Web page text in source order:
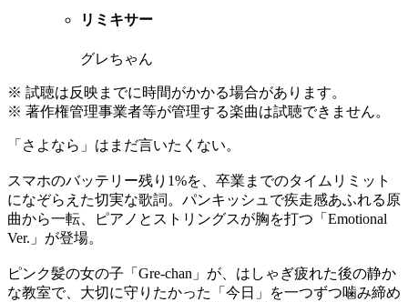
リミキサー
グレちゃん
※ 試聴は反映までに時間がかかる場合があります。
※ 著作権管理事業者等が管理する楽曲は試聴できません。
「さよなら」はまだ言いたくない。
スマホのバッテリー残り1%を、卒業までのタイムリミット
になぞらえた切実な歌詞。パンキッシュで疾走感あふれる原
曲から一転、ピアノとストリングスが胸を打つ「Emotional
Ver.」が登場。
ピンク髪の女の子「Gre-chan」が、はしゃぎ疲れた後の静か
な教室で、大切に守りたかった「今日」を一つずつ噛み締め